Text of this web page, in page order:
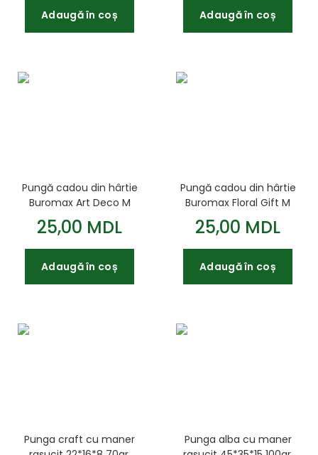
Adaugă în coș Adaugă în coș
Pungă cadou din hârtie
Buromax Art Deco M
(26x32x10 cm)
25,00 MDL
Adaugă în coș
Pungă cadou din hârtie
Buromax Floral Gift M
(26x32x10 cm) cu folie
în relief
25,00 MDL
Adaugă în coș
Punga craft cu maner
Punga alba cu maner